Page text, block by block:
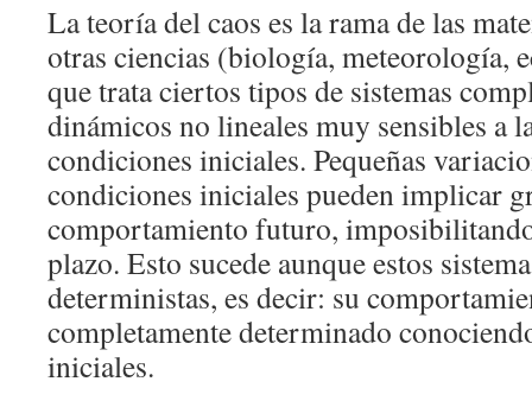
La teoría del caos es la rama de las
otras ciencias (biología, meteorología,
que trata ciertos tipos de sistemas
dinámicos no lineales muy sensibles a
condiciones iniciales. Pequeñas
condiciones iniciales pueden implicar
comportamiento futuro,
plazo. Esto sucede aunque estos
deterministas, es decir: su
completamente determinado
iniciales.